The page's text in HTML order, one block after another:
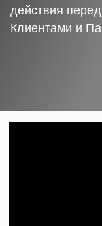
действия
Клиентами и